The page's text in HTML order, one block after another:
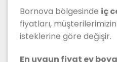
Bornova bölgesinde iç
fiyatları,
isteklerine göre değişir.
En uygun fiyat ev